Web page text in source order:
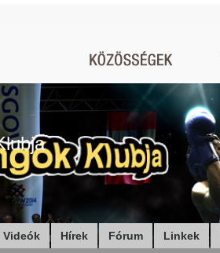
Videók Hírek Fórum Linkek